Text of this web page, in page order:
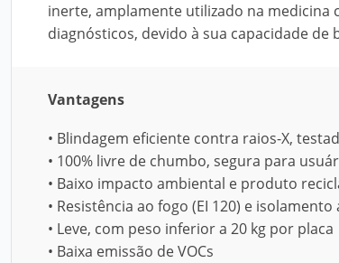
inerte, amplamente utilizado na
diagnósticos, devido à sua capacidade
Vantagens
• Blindagem eficiente contra raios-X,
• 100% livre de chumbo, segura para
• Baixo impacto ambiental e produto
• Resistência ao fogo (EI 120) e
• Leve, com peso inferior a 20 kg por placa
• Baixa emissão de VOCs